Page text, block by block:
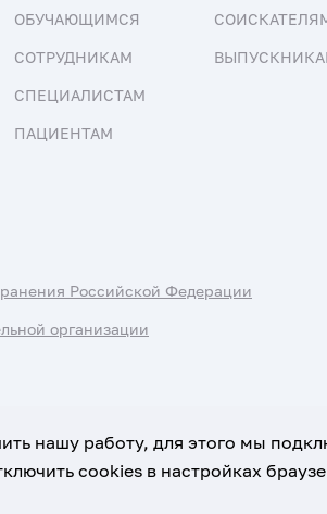
ОБУЧАЮЩИМСЯ
СОТРУДНИКАМ
СПЕЦИАЛИСТАМ
ПАЦИЕНТАМ
Российской Федерации
организации
нашу работу, для этого мы
cookies в настройках